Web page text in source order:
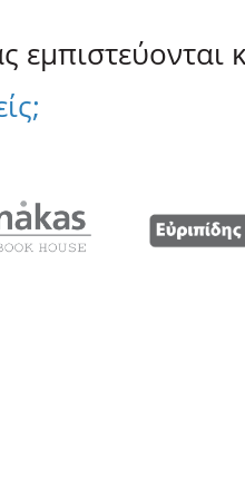
εμπιστεύονται